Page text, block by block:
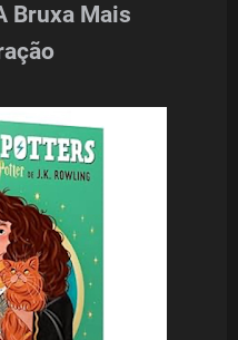
Bruxa Mais